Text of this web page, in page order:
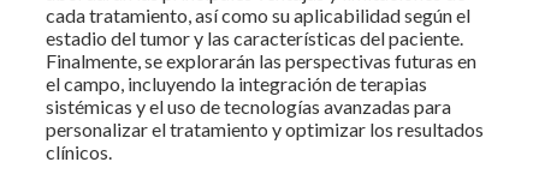
cada tratamiento, así como su aplicabilidad según el
estadio del tumor y las características del paciente.
Finalmente, se explorarán las perspectivas futuras en
el campo, incluyendo la integración de terapias
sistémicas y el uso de tecnologías avanzadas para
personalizar el tratamiento y optimizar los resultados
clínicos.